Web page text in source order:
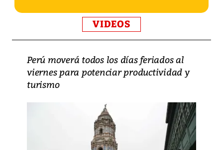
VIDEOS
Perú moverá todos los días feriados al
viernes para potenciar productividad y
turismo